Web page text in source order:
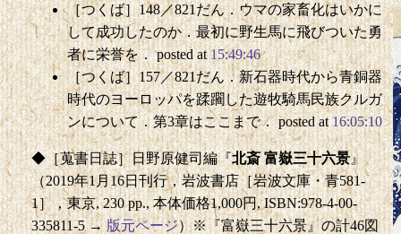
［つくば］148／821だん．ウマの家畜化はいかに
して成功したのか．最初に野生馬に飛びついた勇
者に栄誉を． posted at15:49:46
［つくば］157／821だん．新石器時代から青銅器
時代のヨーロッパを蹂躙した遊牧騎馬民族クルガ
ンについて．第3章はここまで． posted at16:05:10
◆［蒐書日誌］日野原健司編『北斎 富嶽三十六景』
（2019年1月16日刊行，岩波書店［岩波文庫・青581-
1］，東京, 230 pp., 本体価格1,000円, ISBN:978-4-00-
335811-5 →版元ページ）※『富嶽三十六景』の計46図